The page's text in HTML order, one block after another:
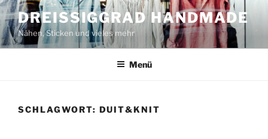
Zum
Inhalt
springen
DREISSIGGRAD HANDMADE
Nähen, Sticken und vieles mehr
Menü
SCHLAGWORT: DUIT&KNIT